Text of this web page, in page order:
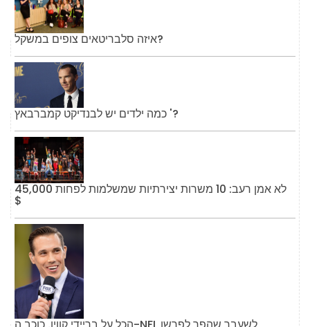
איזה סלבריטאים צופים במשקל?
כמה ילדים יש לבנדיקט קמברבאץ '?
לא אמן רעב: 10 משרות יצירתיות שמשלמות לפחות 45,000
$